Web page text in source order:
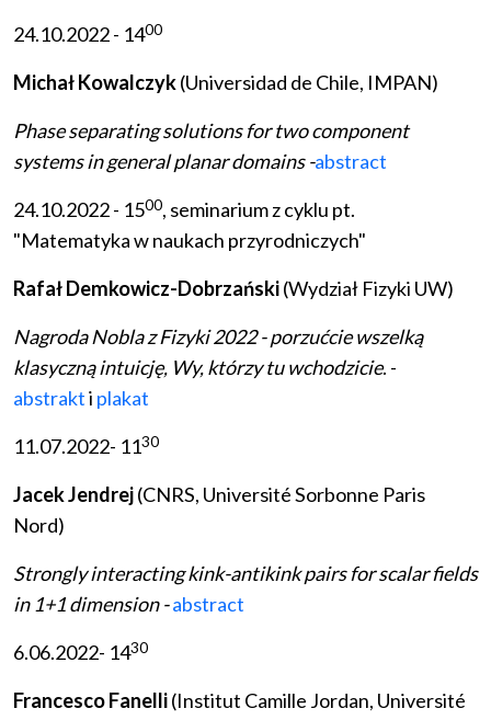
24.10.2022 - 1400
Michał Kowalczyk(Universidad de Chile, IMPAN)
Phase separating solutions for two component
systems in general planar domains -abstract
24.10.2022 - 1500, seminarium z cyklu pt.
"Matematyka w naukach przyrodniczych"
Rafał Demkowicz-Dobrzański(Wydział Fizyki UW)
Nagroda Nobla z Fizyki 2022 - porzućcie wszelką
klasyczną intuicję, Wy, którzy tu wchodzicie. -
abstrakti plakat
11.07.2022- 1130
Jacek Jendrej(CNRS, Université Sorbonne Paris
Nord)
Strongly interacting kink-antikink pairs for scalar fields
in 1+1 dimension -abstract
6.06.2022- 1430
Francesco Fanelli(Institut Camille Jordan, Université